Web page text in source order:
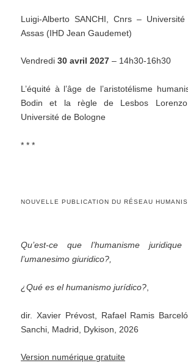
Luigi-Alberto SANCHI, Cnrs – Université
Assas (IHD Jean Gaudemet)
Vendredi30 avril 2027– 14h30-16h30
L’équité à l’âge de l’aristotélisme
Bodin et la règle de Lesbos Lorenzo
Université de Bologne
* * *
NOUVELLE PUBLICATION DU RÉSEAU
Qu’est-ce que l’humanisme
l’umanesimo giuridico?,
¿Qué es el humanismo jurídico?
dir. Xavier Prévost, Rafael Ramis
Sanchi, Madrid, Dykison, 2026
Version numérique gratuite